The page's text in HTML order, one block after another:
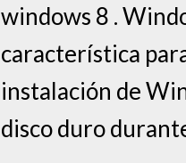
windows 8 .
característica
instalación de
disco duro